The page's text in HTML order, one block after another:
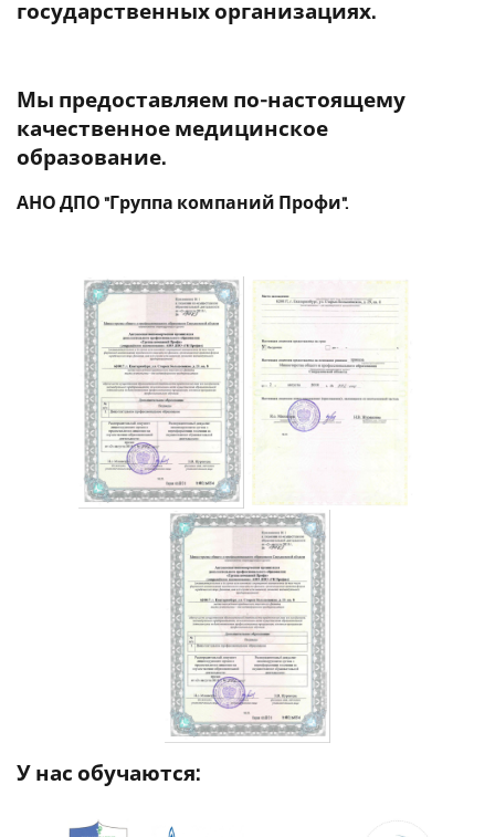
государственных организациях.
Мы предоставляем по-настоящему
качественное медицинское
образование.
АНО ДПО "Группа компаний Профи".
У нас обучаются: